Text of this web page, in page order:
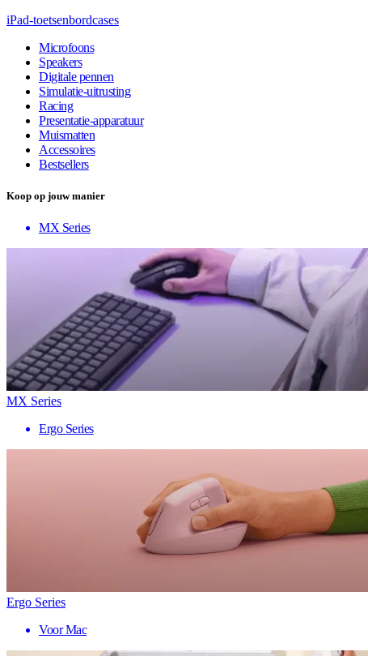
iPad-toetsenbordcases
Microfoons
Speakers
Digitale pennen
Simulatie-uitrusting
Racing
Presentatie-apparatuur
Muismatten
Accessoires
Bestsellers
Koop op jouw manier
MX Series
MX Series
Ergo Series
Ergo Series
Voor Mac